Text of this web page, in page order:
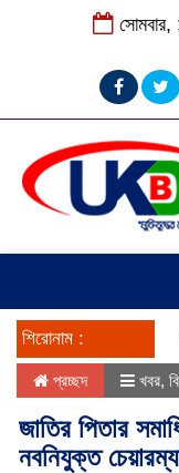
শিরোনাম :
প্রচ্ছদ খবর,
জাতির পিতার
নবনিযুক্ত